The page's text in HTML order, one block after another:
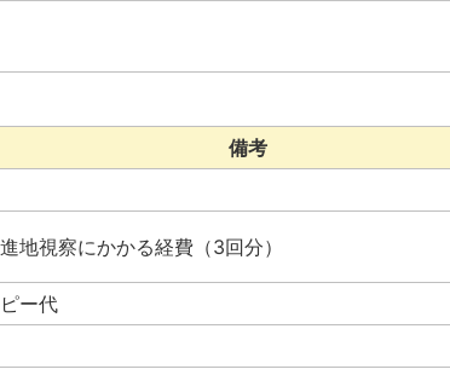
備考
地視察にかかる経費（3回分）
ー代